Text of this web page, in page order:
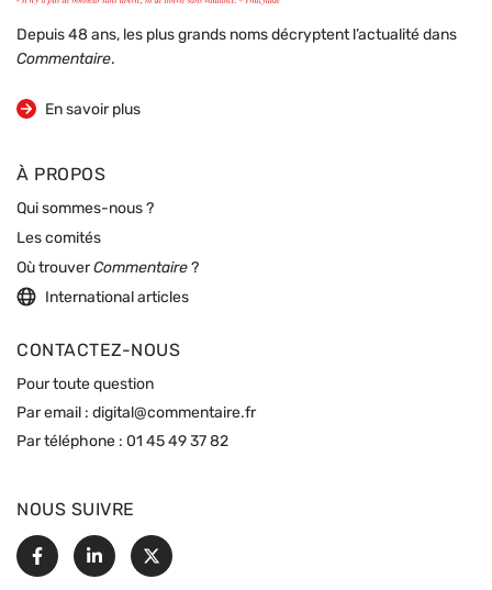
Depuis 48 ans, les plus grands noms décryptent l’actualité dans
Commentaire.
En savoir plus
sur la revue
À PROPOS
Qui sommes-nous ?
Les comités
Où trouverCommentaire ?
International articles
CONTACTEZ-NOUS
Pour toute question
Par email : digital@commentaire.fr
Par téléphone : 01 45 49 37 82
NOUS SUIVRE
FacebookLinkedin
X